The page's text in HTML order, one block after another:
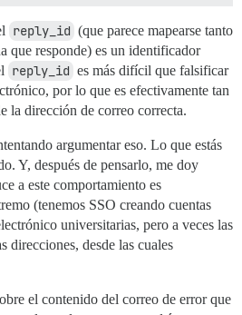
reply_id (que parece mapearse tanto
que responde) es un identificador
reply_id es más difícil que falsificar
por lo que es efectivamente tan
la dirección de correo correcta.
argumentar eso. Lo que estás
Y, después de pensarlo, me doy
a este comportamiento es
(tenemos SSO creando cuentas
universitarias, pero a veces las
direcciones, desde las cuales
el contenido del correo de error que